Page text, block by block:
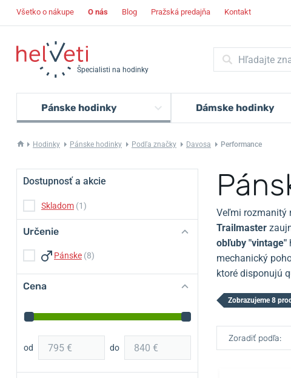
Všetko o nákupe O nás Blog Pražská predajňa Kontakt
Špecialisti na hodinky
Pánske hodinky Dámske hodinky
Hodinky Pánske hodinky Podľa značky Davosa Performance
Veľmi rozmanitý
Trailmaster
obľuby "vintage"
mechanický
ktoré disponujú
Dostupnosť a akcie
Skladom (1)
Určenie
Pánske (8)
Cena
od do
Zobrazujeme 8
Zoradiť podľa: